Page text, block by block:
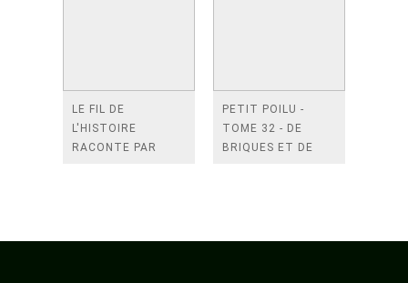
LE FIL DE
L'HISTOIRE
RACONTE PAR
PETIT POILU -
TOME 32 - DE
BRIQUES ET DE